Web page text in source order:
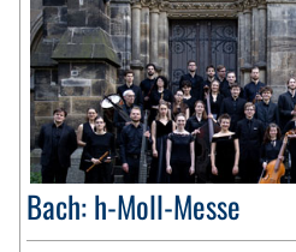
Bach: h-Moll-Messe